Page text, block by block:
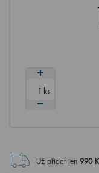
ks
Už přidat jen 990